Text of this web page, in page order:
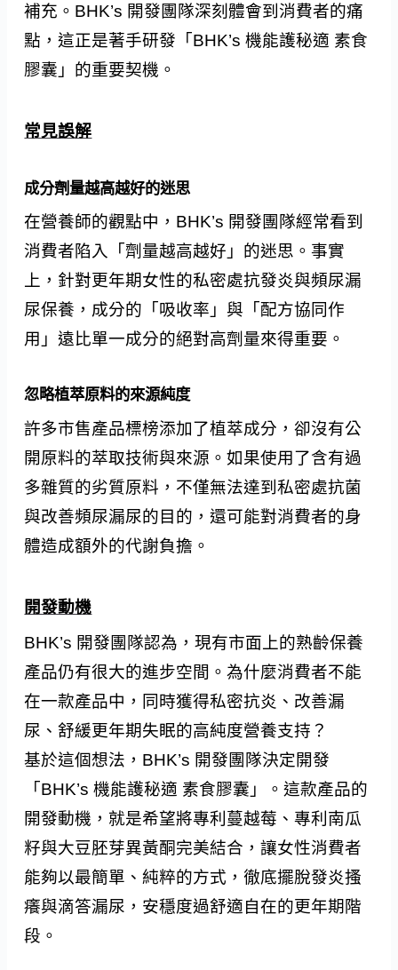
補充。BHK’s 開發團隊深刻體會到消費者的痛
點，這正是著手研發「BHK’s 機能護秘適 素食
膠囊」的重要契機。
常見誤解
成分劑量越高越好的迷思
在營養師的觀點中，BHK’s 開發團隊經常看到
消費者陷入「劑量越高越好」的迷思。事實
上，針對更年期女性的私密處抗發炎與頻尿漏
尿保養，成分的「吸收率」與「配方協同作
用」遠比單一成分的絕對高劑量來得重要。
忽略植萃原料的來源純度
許多市售產品標榜添加了植萃成分，卻沒有公
開原料的萃取技術與來源。如果使用了含有過
多雜質的劣質原料，不僅無法達到私密處抗菌
與改善頻尿漏尿的目的，還可能對消費者的身
體造成額外的代謝負擔。
開發動機
BHK’s 開發團隊認為，現有市面上的熟齡保養
產品仍有很大的進步空間。為什麼消費者不能
在一款產品中，同時獲得私密抗炎、改善漏
尿、舒緩更年期失眠的高純度營養支持？
基於這個想法，BHK’s 開發團隊決定開發
「BHK’s 機能護秘適 素食膠囊」。這款產品的
開發動機，就是希望將專利蔓越莓、專利南瓜
籽與大豆胚芽異黃酮完美結合，讓女性消費者
能夠以最簡單、純粹的方式，徹底擺脫發炎搔
癢與滴答漏尿，安穩度過舒適自在的更年期階
段。